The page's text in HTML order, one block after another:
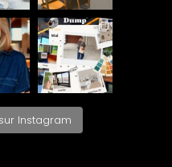
Instagram